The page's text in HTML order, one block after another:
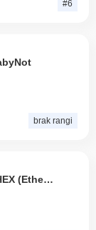
#6
brak rangi
eHEX (Ethereum)